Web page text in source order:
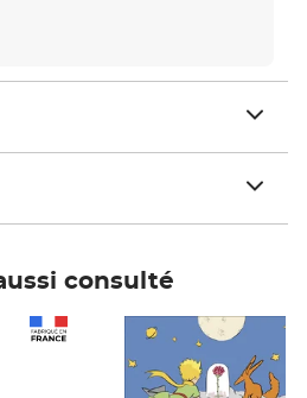
consulté
Prix 7,50€